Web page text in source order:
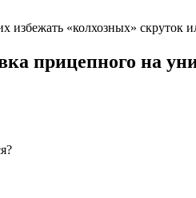
«колхозных» скруток
прицепного на